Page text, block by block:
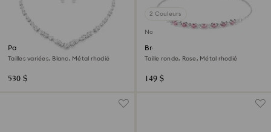
Parure Mesmera
Tailles variées, Blanc, Métal rhodié
530 $
2 Couleurs
Nouveau
Bracelet Matrix
Taille ronde, Rose, Métal rhodié
149 $